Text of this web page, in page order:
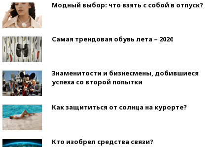
Модный выбор: что взять с собой в отпуск?
Самая трендовая обувь лета – 2026
Знаменитости и бизнесмены, добившиеся
успеха со второй попытки
Как защититься от солнца на курорте?
Кто изобрел средства связи?